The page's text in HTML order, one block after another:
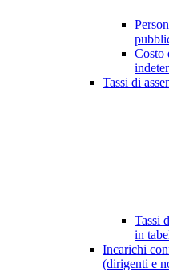
Costo
Tassi di
Tassi
in
Incarichi
(dirigenti e